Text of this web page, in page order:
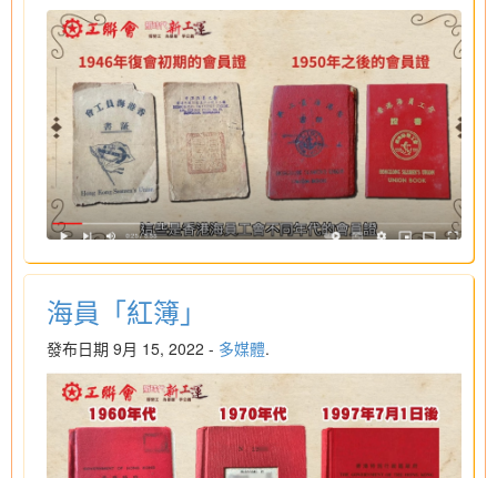
海員「紅簿」
發布日期 9月 15, 2022 - 多媒體.